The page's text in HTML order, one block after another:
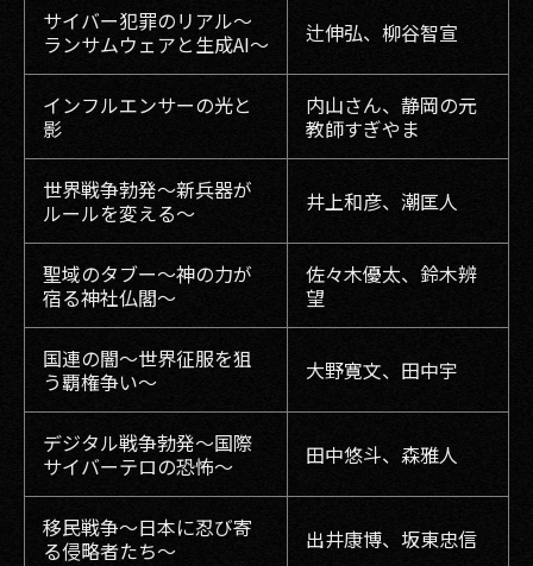
サイバー犯罪のリアル〜
ランサムウェアと生成AI〜
辻伸弘、柳谷智宣
インフルエンサーの光と
影
内山さん、静岡の元
教師すぎやま
世界戦争勃発〜新兵器が
ルールを変える～
井上和彦、潮匡人
聖域のタブー〜神の力が
宿る神社仏閣〜
佐々木優太、鈴木辨
望
国連の闇〜世界征服を狙
う覇権争い〜
大野寛文、田中宇
デジタル戦争勃発〜国際
サイバーテロの恐怖〜
田中悠斗、森雅人
移民戦争〜日本に忍び寄
る侵略者たち〜
出井康博、坂東忠信